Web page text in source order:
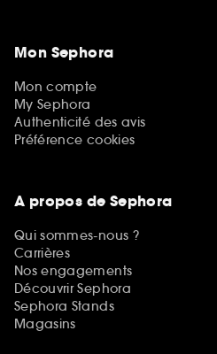
Mon Sephora
Mon compte
My Sephora
Authenticité des avis
Préférence cookies
A propos de Sephora
Qui sommes-nous ?
Carrières
Nos engagements
Découvrir Sephora
Sephora Stands
Magasins